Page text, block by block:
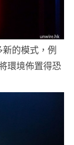
的模式，例
環境佈置得恐